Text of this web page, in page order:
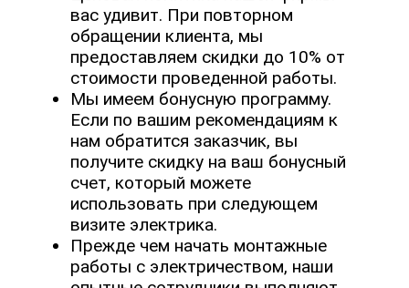
вас удивит. При повторном
обращении клиента, мы
предоставляем скидки до 10% от
стоимости проведенной работы.
Мы имеем бонусную программу.
Если по вашим рекомендациям к
нам обратится заказчик, вы
получите скидку на ваш бонусный
счет, который можете
использовать при следующем
визите электрика.
Прежде чем начать монтажные
работы с электричеством, наши